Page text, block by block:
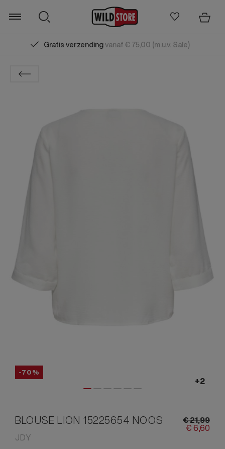
Gratis verzendingvanaf € 75,00 (m.u.v. Sale)
Zoeken
-70%
BLOUSE LION 15225654 NOOS
JDY
€21,99
€6,60